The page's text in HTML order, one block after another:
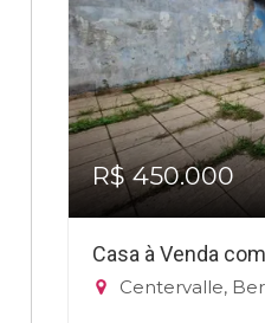
R$ 450.000
Casa à Venda
Centervalle,